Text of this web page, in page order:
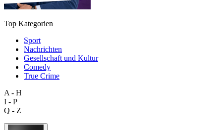
Top Kategorien
Sport
Nachrichten
Gesellschaft und Kultur
Comedy
True Crime
A - H
I - P
Q - Z